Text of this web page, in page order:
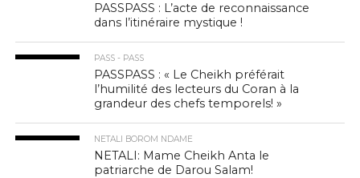
PASSPASS : L’acte de reconnaissance
dans l’itinéraire mystique !
PASS - PASS
PASSPASS : « Le Cheikh préférait
l’humilité des lecteurs du Coran à la
grandeur des chefs temporels! »
NETALI BOROM NDAME
NETALI: Mame Cheikh Anta le
patriarche de Darou Salam!